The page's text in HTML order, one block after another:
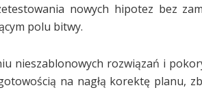
nowych hipotez bez
polu bitwy.
nieszablonowych rozwiązań i
na nagłą korektę planu,